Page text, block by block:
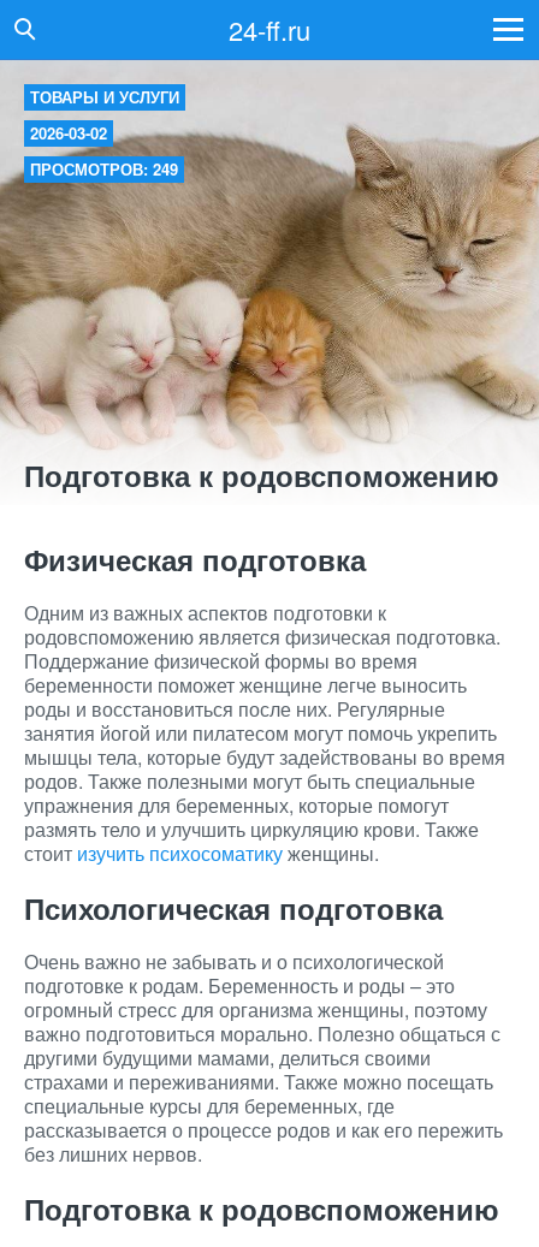
24-ff.ru
ТОВАРЫ И УСЛУГИ
2026-03-02
ПРОСМОТРОВ: 249
Подготовка к родовспоможению
Физическая подготовка
Одним из важных аспектов подготовки к
родовспоможению является физическая подготовка.
Поддержание физической формы во время
беременности поможет женщине легче выносить
роды и восстановиться после них. Регулярные
занятия йогой или пилатесом могут помочь укрепить
мышцы тела, которые будут задействованы во время
родов. Также полезными могут быть специальные
упражнения для беременных, которые помогут
размять тело и улучшить циркуляцию крови. Также
стоит изучить психосоматикуженщины.
Психологическая подготовка
Очень важно не забывать и о психологической
подготовке к родам. Беременность и роды – это
огромный стресс для организма женщины, поэтому
важно подготовиться морально. Полезно общаться с
другими будущими мамами, делиться своими
страхами и переживаниями. Также можно посещать
специальные курсы для беременных, где
рассказывается о процессе родов и как его пережить
без лишних нервов.
Подготовка к родовспоможению